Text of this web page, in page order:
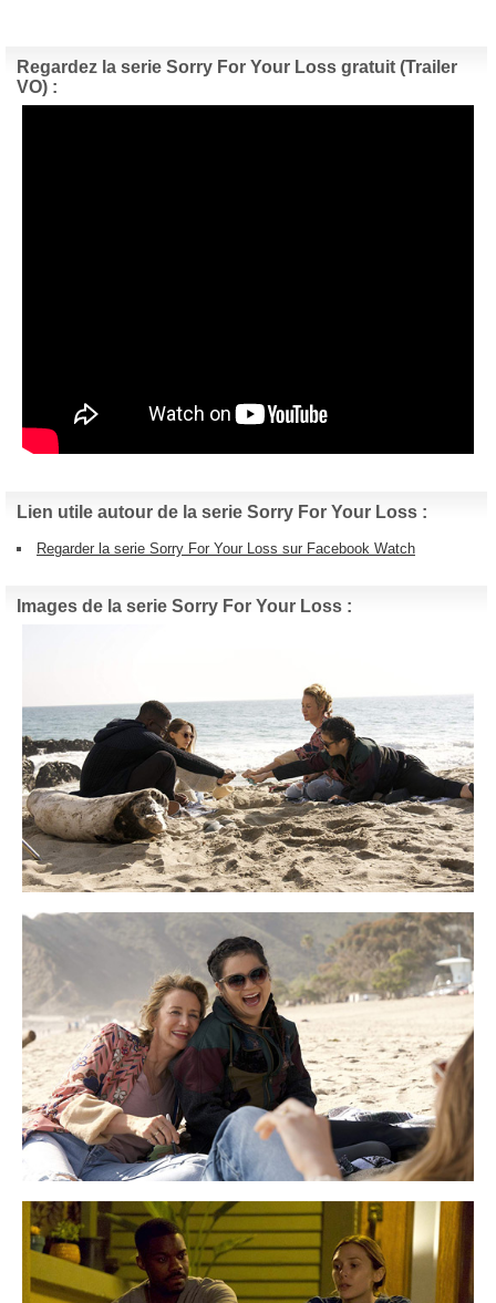
Regardez la serie Sorry For Your Loss gratuit (Trailer
VO) :
Lien utile autour de la serie Sorry For Your Loss :
Regarder la serie Sorry For Your Loss sur Facebook Watch
Images de la serie Sorry For Your Loss :